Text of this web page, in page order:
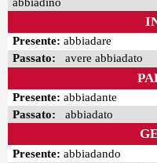
Presente: abbiadare
Passato: avere abbiadato
Presente: abbiadante
Passato: abbiadato
Presente: abbiadando